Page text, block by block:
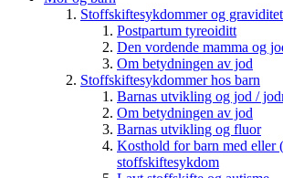
Stoffskiftesykdommer og graviditet
Postpartum tyreoiditt
Den vordende mamma og
Om betydningen av jod
Stoffskiftesykdommer hos barn
Barnas utvikling og jod /
Om betydningen av jod
Barnas utvikling og fluor
Kosthold for barn med eller
stoffskiftesykdom